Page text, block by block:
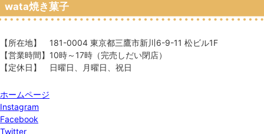
wata焼き菓子
【所在地】 181-0004 東京都三鷹市新川6-9-11 松ビル1F
【営業時間】10時～17時（完売しだい閉店）
【定休日】 日曜日、月曜日、祝日
ホームページ
Instagram
Facebook
Twitter